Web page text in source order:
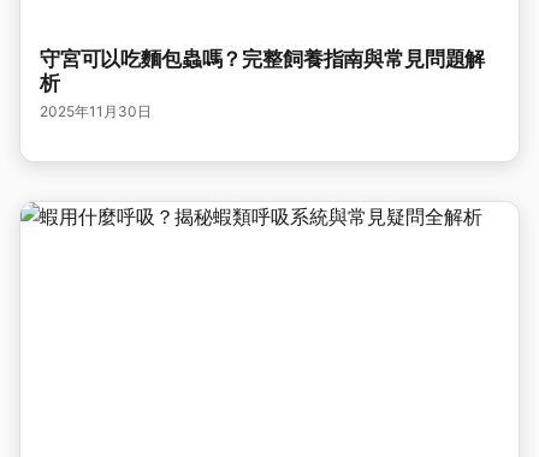
守宮可以吃麵包蟲嗎？完整飼養指南與常見問題解
析
2025年11月30日